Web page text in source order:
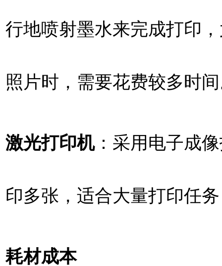
行地喷射墨水来完成打印
照片时，需要花费较多时
激光打印机：采用电子成
印多张，适合大量打印任
耗材成本